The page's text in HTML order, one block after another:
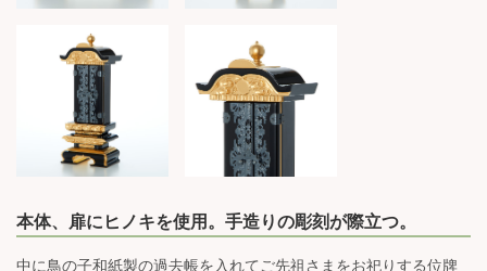
本体、扉にヒノキを使用。手造りの彫刻が際立つ。
中に鳥の子和紙製の過去帳を入れてご先祖さまをお祀りする位牌